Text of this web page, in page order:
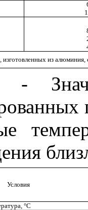
изготовленных из
-
Условия
°С